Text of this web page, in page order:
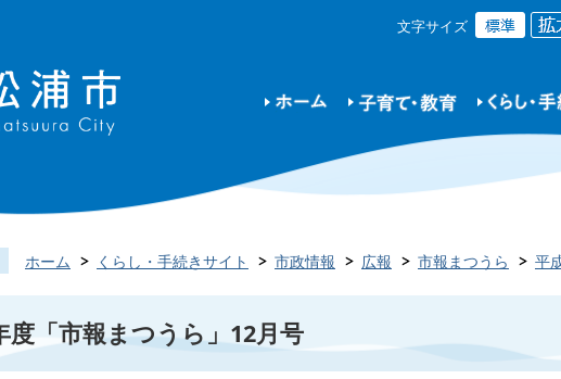
文字サイズ
ホーム くらし・手続きサイト 市政情報 広報 市報まつうら 平
度「市報まつうら」12月号